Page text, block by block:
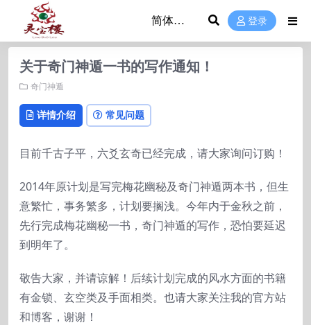
登录
关于奇门神遁一书的写作通知！
奇门神遁
详情介绍 常见问题
目前千古子平，六爻玄奇已经完成，请大家询问订购！
2014年原计划是写完梅花幽秘及奇门神遁两本书，但生
意繁忙，事务繁多，计划要搁浅。今年内于金秋之前，
先行完成梅花幽秘一书，奇门神遁的写作，恐怕要延迟
到明年了。
敬告大家，并请谅解！后续计划完成的风水方面的书籍
有金锁、玄空类及手面相类。也请大家关注我的官方站
和博客，谢谢！